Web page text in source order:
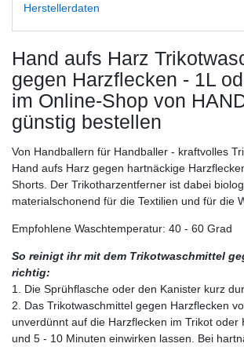
Herstellerdaten
Hand aufs Harz
gegen Harzflecken - 1L
im Online-Shop von
günstig bestellen
Von Handballern für Handballer - kraftvolles
Hand aufs Harz gegen hartnäckige
Shorts. Der Trikotharzentferner ist dabei
materialschonend für die Textilien und für die
Empfohlene Waschtemperatur: 40 - 60 Grad
So reinigt ihr mit dem Trikotwaschmittel
richtig:
1. Die Sprühflasche oder den Kanister kurz
2. Das Trikotwaschmittel gegen Harzflecken
unverdünnt auf die Harzflecken im Trikot oder
und 5 - 10 Minuten einwirken lassen. Bei